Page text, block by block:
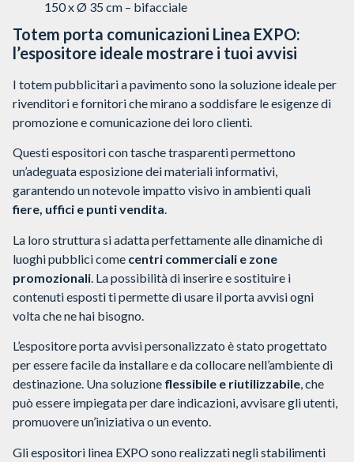
150 x Ø 35 cm – bifacciale
Totem porta comunicazioni Linea EXPO:
l’espositore ideale mostrare i tuoi avvisi
I totem pubblicitari a pavimento sono la soluzione ideale per
rivenditori e fornitori che mirano a soddisfare le esigenze di
promozione e comunicazione dei loro clienti.
Questi espositori con tasche trasparenti permettono
un’adeguata esposizione dei materiali informativi,
garantendo un notevole impatto visivo in ambienti quali
fiere, uffici e punti vendita.
La loro struttura si adatta perfettamente alle dinamiche di
luoghi pubblici come centri commerciali e zone
promozionali . La possibilità di inserire e sostituire i
contenuti esposti ti permette di usare il porta avvisi ogni
volta che ne hai bisogno.
L’espositore porta avvisi personalizzato è stato progettato
per essere facile da installare e da collocare nell’ambiente di
destinazione. Una soluzione flessibile e riutilizzabile, che
può essere impiegata per dare indicazioni, avvisare gli utenti,
promuovere un’iniziativa o un evento.
Gli espositori linea EXPO sono realizzati negli stabilimenti